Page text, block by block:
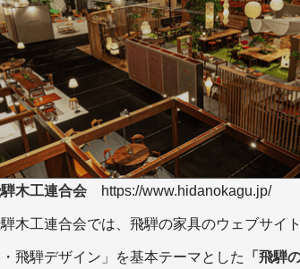
木工連合会 https://www.hidanokagu.jp/
木工連合会では、飛騨の家具のウェブサイ
・飛騨デザイン」を基本テーマとした 「飛騨